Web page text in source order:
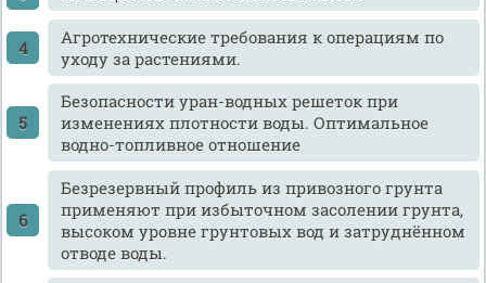
Агротехнические требования к операциям по
уходу за растениями.
Безопасности уран-водных решеток при
изменениях плотности воды. Оптимальное
водно-топливное отношение
Безрезервный профиль из привозного грунта
применяют при избыточном засолении грунта,
высоком уровне грунтовых вод и затруднённом
отводе воды.